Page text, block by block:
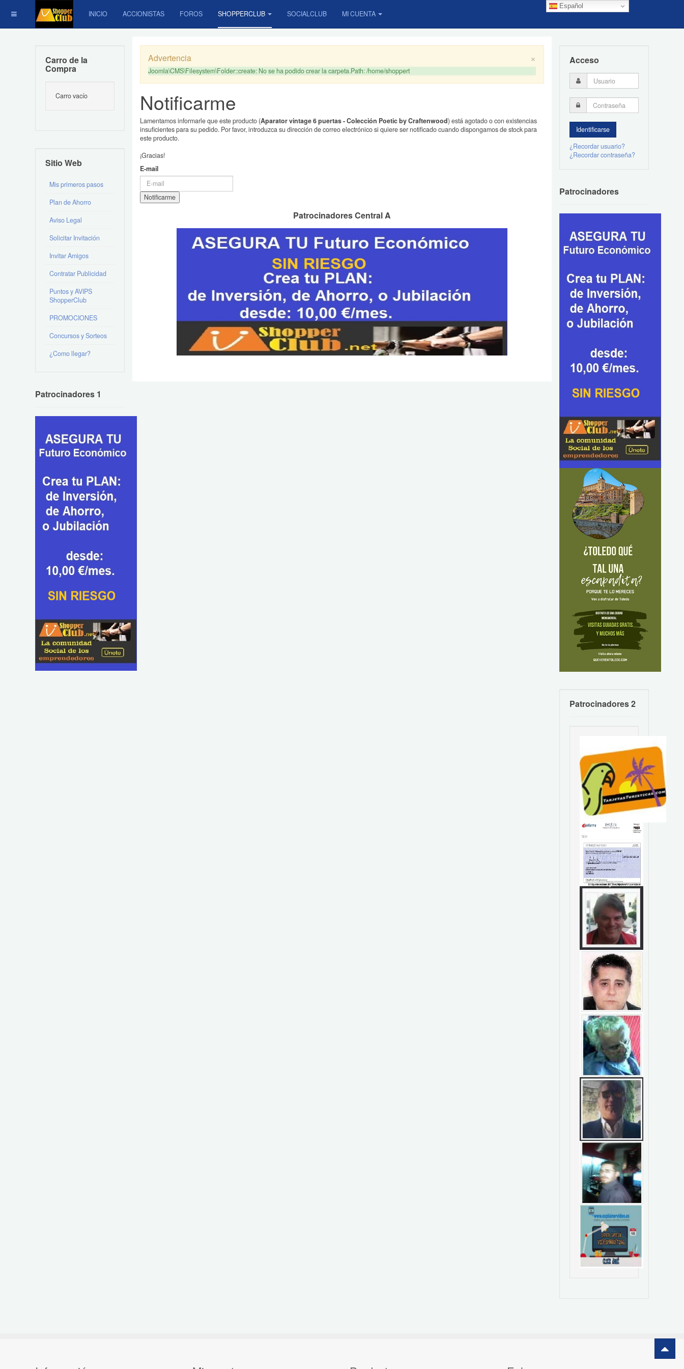
Español
INICIO ACCIONISTAS FOROS SHOPPERCLUB SOCIALCLUB MI CUENTA
×
Advertencia
Joomla\CMS\Filesystem\Folder::create: No se ha podido crear la carpeta.Path: /home/shoppert
Notificarme
Lamentamos informarle que este producto (Aparator vintage 6 puertas - Colección Poetic by Craftenwood) está agotado o con existencias
insuficientes para su pedido. Por favor, introduzca su dirección de correo electrónico si quiere ser notificado cuando dispongamos de stock para
este producto.
¡Gracias!
E-mail
Patrocinadores Central A
Carro de la
Compra
Carro vacío
Sitio Web
Mis primeros pasos
Plan de Ahorro
Aviso Legal
Solicitar Invitación
Invitar Amigos
Contratar Publicidad
Puntos y AVIPS
ShopperClub
PROMOCIONES
Concursos y Sorteos
¿Como llegar?
Patrocinadores 1
Acceso
¿Recordar usuario?
¿Recordar contraseña?
Patrocinadores
Patrocinadores 2